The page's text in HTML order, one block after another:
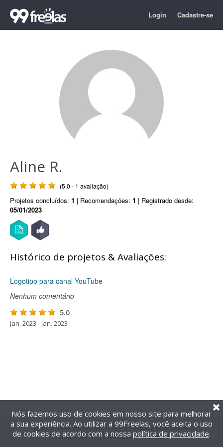
Login Cadastre-se
Aline R.
(5.0 - 1 avaliação)
Projetos concluídos: 1 | Recomendações: 1 | Registrado desde:
05/01/2023
Histórico de projetos & Avaliações:
Logotipo para canal YouTube
Nenhum comentário
5.0
jan. 2023 - jan. 2023
@2014-2026 99Freelas. Todos os direitos reservados.
Termos de uso| Política de privacidade
Nós fazemos uso de cookies em nosso site para melhorar
a sua experiência. Ao utilizar a 99Freelas, você aceita o uso
de cookies de acordo com a nossa política de privacidade.